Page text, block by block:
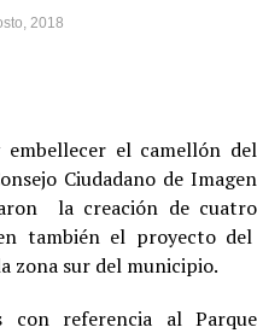
2018
el camellón del
Ciudadano de Imagen
la creación de cuatro
también el proyecto del
zona sur del municipio.
con referencia al Parque